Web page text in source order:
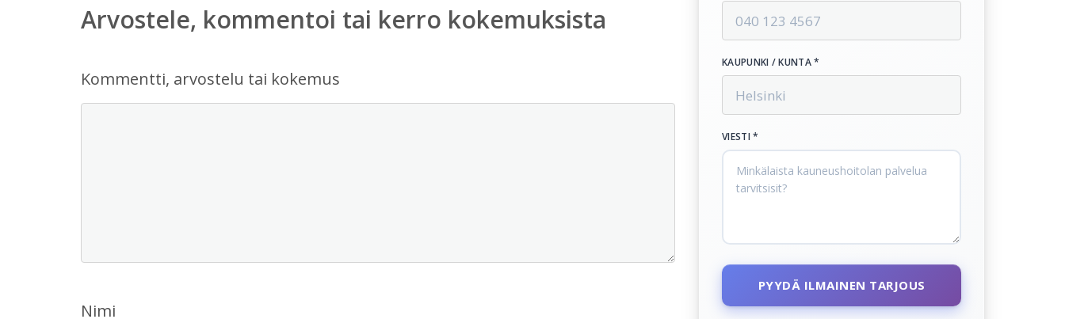
Arvostele, kommentoi tai kerro kokemuksista
Kommentti, arvostelu tai kokemus
Nimi
KAUPUNKI / KUNTA *
VIESTI *
PYYDÄ ILMAINEN TARJOUS